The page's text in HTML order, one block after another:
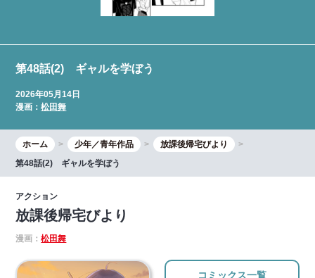
第48話(2) ギャルを学ぼう
2026年05月14日
漫画：松田舞
ホーム 少年／青年作品
放課後帰宅びより
第48話(2) ギャルを学ぼう
アクション
放課後帰宅びより
漫画：松田舞
コミックス一覧